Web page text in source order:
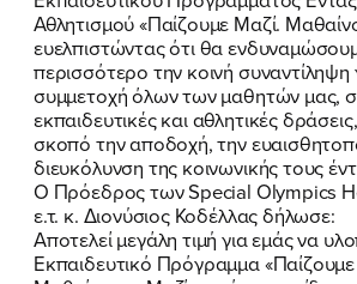
FB IN TW YT LN VB
Αθλητισμού «Παίζουμε Μαζί.
ευελπιστώντας ότι θα
περισσότερο την κοινή συναντίληψη
συμμετοχή όλων των μαθητών μας,
εκπαιδευτικές και αθλητικές
σκοπό την αποδοχή, την
διευκόλυνση της κοινωνικής τους
Ο Πρόεδρος των Special Olympics
ε.τ. κ. Διονύσιος Κοδέλλας δήλωσε:
Αποτελεί μεγάλη τιμή για εμάς να
Εκπαιδευτικό Πρόγραμμα